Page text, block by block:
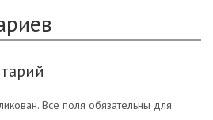
Все поля обязательны для